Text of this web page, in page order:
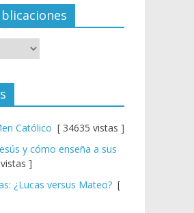
Católico [ 34635 vistas ]
y cómo enseña a sus
]
¿Lucas versus Mateo? [